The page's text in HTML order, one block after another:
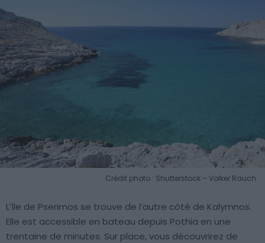
Crédit photo : Shutterstock – Volker Rauch
L’île de Pserimos se trouve de l’autre côté de Kalymnos.
Elle est accessible en bateau depuis Pothia en une
trentaine de minutes. Sur place, vous découvrirez de